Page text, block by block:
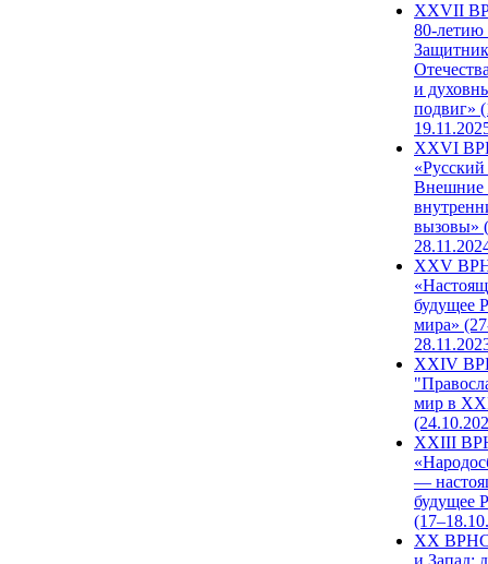
ХХVII
80-
и
подвиг»
XXVI
Внешние
вызовы»
XXV
будущее
мира»
XXIV
мир в
XXIII
—
будущее
XX ВРНС
и Запад: